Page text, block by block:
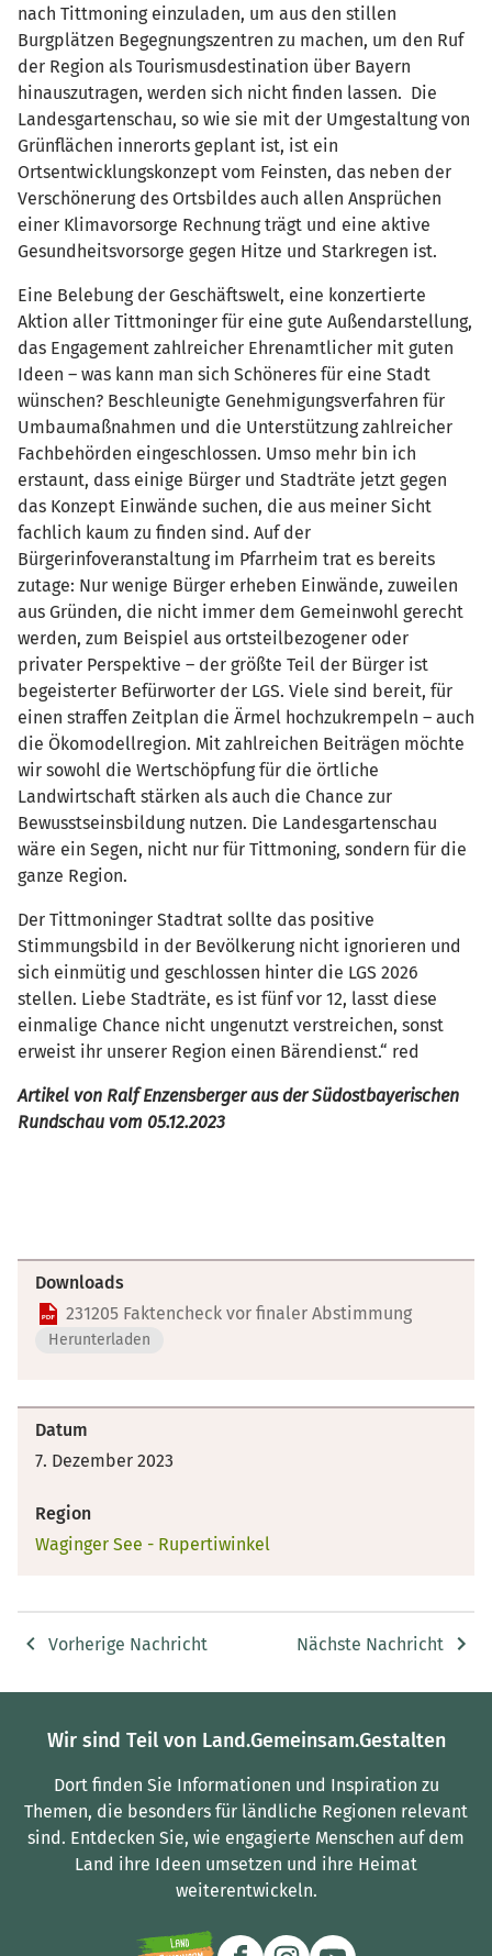
nach Tittmoning einzuladen, um aus den stillen
Burgplätzen Begegnungszentren zu machen, um den Ruf
der Region als Tourismusdestination über Bayern
hinauszutragen, werden sich nicht finden lassen. Die
Landesgartenschau, so wie sie mit der Umgestaltung von
Grünflächen innerorts geplant ist, ist ein
Ortsentwicklungskonzept vom Feinsten, das neben der
Verschönerung des Ortsbildes auch allen Ansprüchen
einer Klimavorsorge Rechnung trägt und eine aktive
Gesundheitsvorsorge gegen Hitze und Starkregen ist.
Eine Belebung der Geschäftswelt, eine konzertierte
Aktion aller Tittmoninger für eine gute Außendarstellung,
das Engagement zahlreicher Ehrenamtlicher mit guten
Ideen – was kann man sich Schöneres für eine Stadt
wünschen? Beschleunigte Genehmigungsverfahren für
Umbaumaßnahmen und die Unterstützung zahlreicher
Fachbehörden eingeschlossen. Umso mehr bin ich
erstaunt, dass einige Bürger und Stadträte jetzt gegen
das Konzept Einwände suchen, die aus meiner Sicht
fachlich kaum zu finden sind. Auf der
Bürgerinfoveranstaltung im Pfarrheim trat es bereits
zutage: Nur wenige Bürger erheben Einwände, zuweilen
aus Gründen, die nicht immer dem Gemeinwohl gerecht
werden, zum Beispiel aus ortsteilbezogener oder
privater Perspektive – der größte Teil der Bürger ist
begeisterter Befürworter der LGS. Viele sind bereit, für
einen straffen Zeitplan die Ärmel hochzukrempeln – auch
die Ökomodellregion. Mit zahlreichen Beiträgen möchte
wir sowohl die Wertschöpfung für die örtliche
Landwirtschaft stärken als auch die Chance zur
Bewusstseinsbildung nutzen. Die Landesgartenschau
wäre ein Segen, nicht nur für Tittmoning, sondern für die
ganze Region.
Der Tittmoninger Stadtrat sollte das positive
Stimmungsbild in der Bevölkerung nicht ignorieren und
sich einmütig und geschlossen hinter die LGS 2026
stellen. Liebe Stadträte, es ist fünf vor 12, lasst diese
einmalige Chance nicht ungenutzt verstreichen, sonst
erweist ihr unserer Region einen Bärendienst.“ red
Artikel von Ralf Enzensberger aus der Südostbayerischen
Rundschau vom 05.12.2023
Downloads
231205 Faktencheck vor finaler Abstimmung
Herunterladen
Datum
7. Dezember 2023
Region
Waginger See - Rupertiwinkel
Vorherige Nachricht Nächste Nachricht
Wir sind Teil von Land.Gemeinsam.Gestalten
Dort finden Sie Informationen und Inspiration zu
Themen, die besonders für ländliche Regionen relevant
sind. Entdecken Sie, wie engagierte Menschen auf dem
Land ihre Ideen umsetzen und ihre Heimat
weiterentwickeln.